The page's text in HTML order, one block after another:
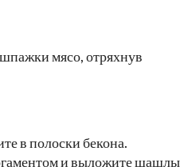
мясо, отряхнув
в полоски бекона.
и выложите